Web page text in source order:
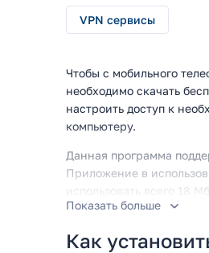
VPN сервисы
Чтобы с мобильного
необходимо скачать
настроить доступ к
компьютеру.
Данная программа
Приложение в
использовать всего 18
без прохождения
Характеристики
Показать больше
Как